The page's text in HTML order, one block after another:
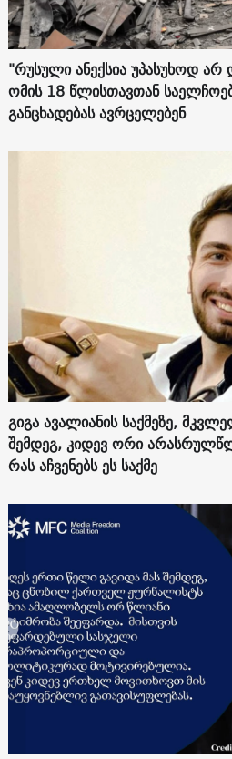
"რუსული ანექსია უპასუხოდ არ
ომის 18 წლისთავთან
განცხადებას ავრცელებენ
გიგა ავალიანის საქმეზე,
შემდეგ, კიდევ ორი
რას აჩვენებს ეს საქმე